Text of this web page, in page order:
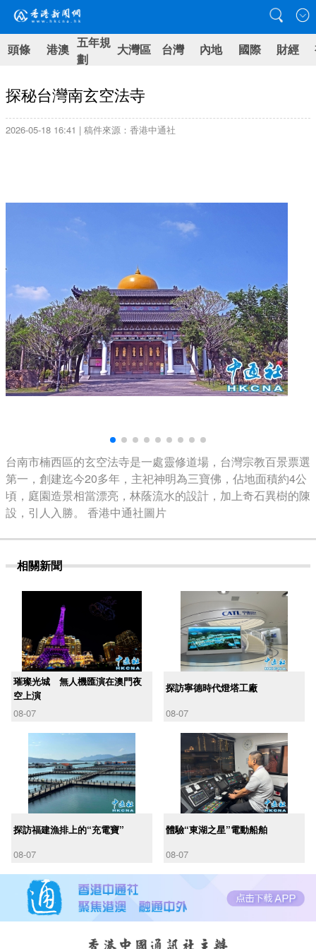
頭條 港澳 五年規
劃
大灣區 台灣 內地 國際 財經
探秘台灣南玄空法寺
2026-05-18 16:41 | 稿件來源：香港中通社
台南市楠西區的玄空法寺是一處靈修道場，台灣宗教百景票選
第一，創建迄今20多年，主祀神明為三寶佛，佔地面積約4公
頃，庭園造景相當漂亮，林蔭流水的設計，加上奇石異樹的陳
設，引人入勝。 香港中通社圖片
相關新聞
璀璨光城 無人機匯演在澳門夜
空上演
08-07
探訪寧德時代燈塔工廠
08-07
探訪福建漁排上的“充電寶”
08-07
體驗“東湖之星”電動船舶
08-07